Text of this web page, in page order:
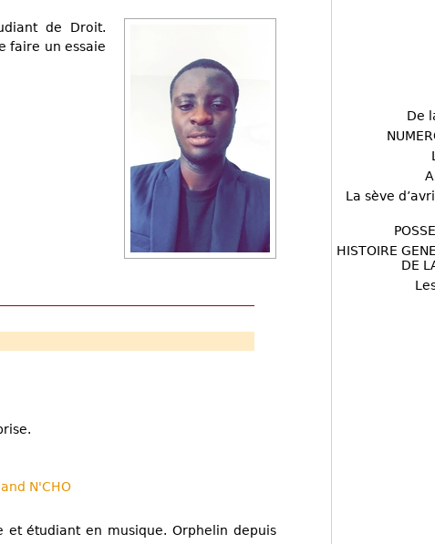
de Droit.
faire un essaie
N'CHO
et étudiant en musique. Orphelin depuis
De
La sève
HISTOIRE
DE